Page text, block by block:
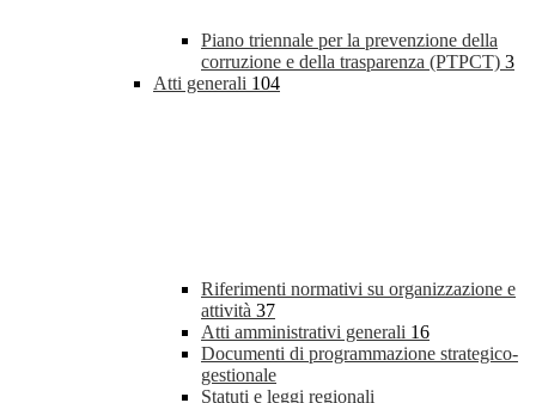
Piano triennale per la prevenzione della
corruzione e della trasparenza (PTPCT) 3
Atti generali 104
Riferimenti normativi su organizzazione e
attività 37
Atti amministrativi generali 16
Documenti di programmazione strategico-
gestionale
Statuti e leggi regionali